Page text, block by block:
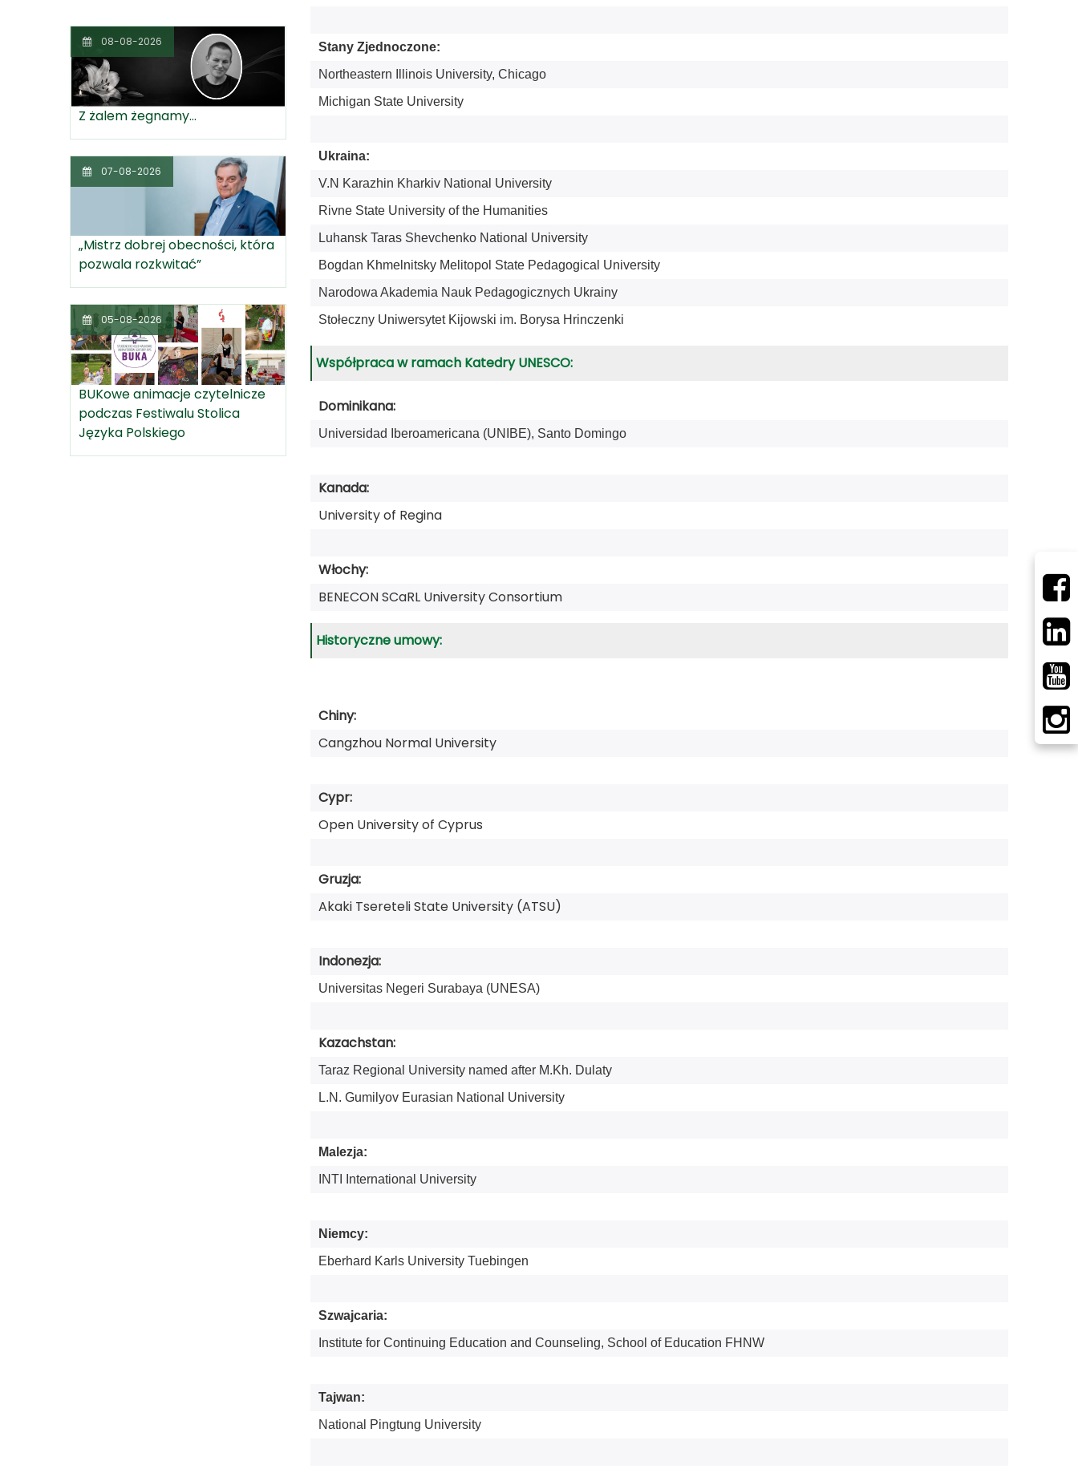
08-08-2026
Z żalem żegnamy...
07-08-2026
„Mistrz dobrej obecności, która
pozwala rozkwitać”
05-08-2026
BUKowe animacje czytelnicze
podczas Festiwalu Stolica
Języka Polskiego
Stany Zjednoczone:
Northeastern Illinois University, Chicago
Michigan State University
Ukraina:
V.N Karazhin Kharkiv National University
Rivne State University of the Humanities
Luhansk Taras Shevchenko National University
Bogdan Khmelnitsky Melitopol State Pedagogical University
Narodowa Akademia Nauk Pedagogicznych Ukrainy
Stołeczny Uniwersytet Kijowski im. Borysa Hrinczenki
Współpraca w ramach Katedry UNESCO:
Dominikana:
Universidad Iberoamericana (UNIBE), Santo Domingo
Kanada:
University of Regina
Włochy:
BENECON SCaRL University Consortium
Historyczne umowy:
Chiny:
Cangzhou Normal University
Cypr:
Open University of Cyprus
Gruzja:
Akaki Tsereteli State University (ATSU)
Indonezja:
Universitas Negeri Surabaya (UNESA)
Kazachstan:
Taraz Regional University named after M.Kh. Dulaty
L.N. Gumilyov Eurasian National University
Malezja:
INTI International University
Niemcy:
Eberhard Karls University Tuebingen
Szwajcaria:
Institute for Continuing Education and Counseling, School of Education FHNW
Tajwan:
National Pingtung University